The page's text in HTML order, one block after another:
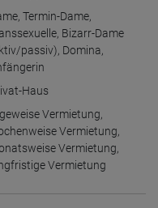
, Termin-Dame,
, Bizarr-Dame
passiv), Domina,
Haus
Vermietung,
Vermietung,
Vermietung,
Vermietung